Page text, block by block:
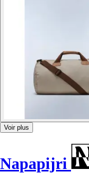
Voir plus
Napapijri